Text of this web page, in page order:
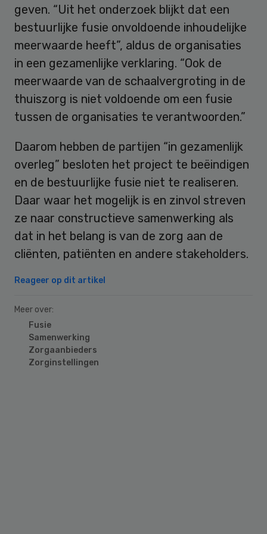
geven. “Uit het onderzoek blijkt dat een
bestuurlijke fusie onvoldoende inhoudelijke
meerwaarde heeft”, aldus de organisaties
in een gezamenlijke verklaring. “Ook de
meerwaarde van de schaalvergroting in de
thuiszorg is niet voldoende om een fusie
tussen de organisaties te verantwoorden.”
Daarom hebben de partijen “in gezamenlijk
overleg” besloten het project te beëindigen
en de bestuurlijke fusie niet te realiseren.
Daar waar het mogelijk is en zinvol streven
ze naar constructieve samenwerking als
dat in het belang is van de zorg aan de
cliënten, patiënten en andere stakeholders.
Reageer op dit artikel
Meer over:
Fusie
Samenwerking
Zorgaanbieders
Zorginstellingen